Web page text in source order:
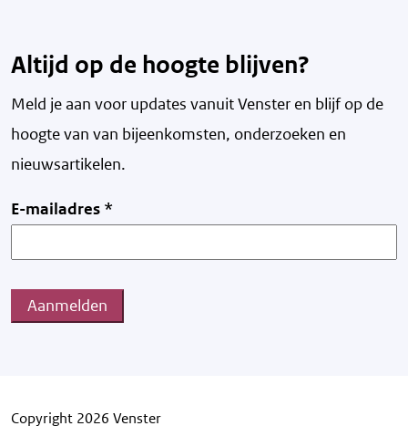
Altijd op de hoogte blijven?
Meld je aan voor updates vanuit Venster en blijf op de
hoogte van van bijeenkomsten, onderzoeken en
nieuwsartikelen.
E-mailadres *
Aanmelden
Copyright 2026 Venster